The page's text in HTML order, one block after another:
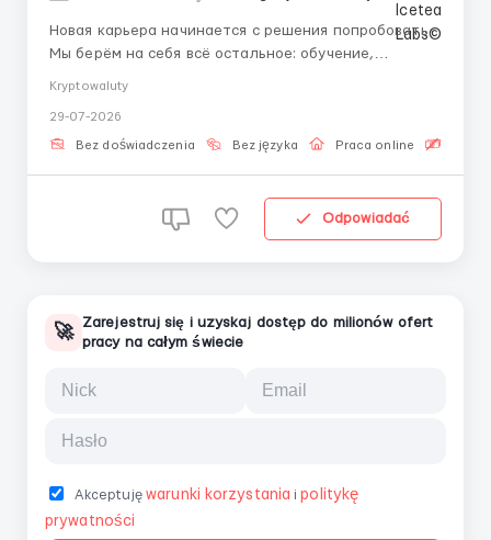
Новая карьера начинается с решения попробовать.
Мы берём на себя всё остальное: обучение,
удалённо Опыт: Без опыта (оплачиваемая
стажировка) Многие мечтают попасть в сферу
Kryptowaluty
29-07-2026
Bez doświadczenia Bez języka Praca online
Odpowiadać
🚀
Zarejestruj się i uzyskaj dostęp do milionów ofert
pracy na całym świecie
Akceptujęwarunki korzystania i politykę
prywatności